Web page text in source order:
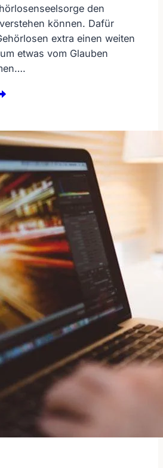
den
können. Dafür
extra einen weiten
etwas vom Glauben